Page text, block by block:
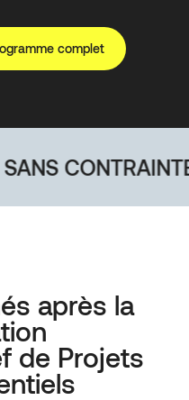
complet
après la
de Projets